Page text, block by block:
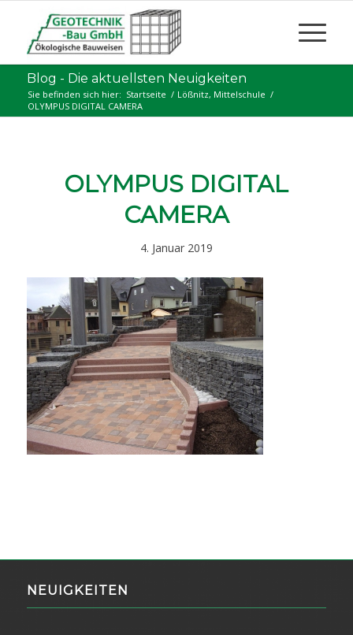
Blog - Die aktuellsten Neuigkeiten
Sie befinden sich hier: Startseite / Lößnitz, Mittelschule /
OLYMPUS DIGITAL CAMERA
OLYMPUS DIGITAL
CAMERA
4. Januar 2019
NEUIGKEITEN